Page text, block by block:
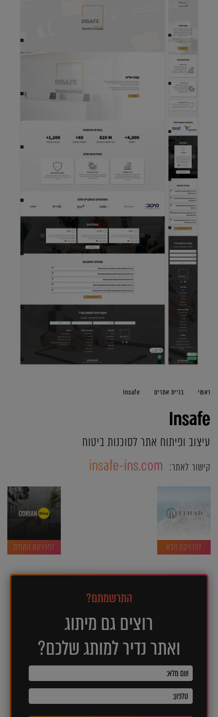
ראשי בניית אתרים Insafe
Insafe
עיצוב ופיתוח אתר לסוכנות ביטוח
קישור לאתר: insafe-ins.com
לפרויקט הבא לפרויקט הקודם
התרשמתם?
רוצים גם מיתוג
ואתר נדיר למותג שלכם?